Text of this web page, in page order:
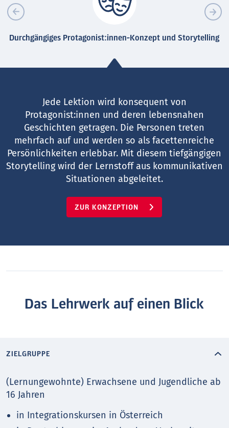
Durchgängiges Protagonist:innen-Konzept und Storytelling
Jede Lektion wird konsequent von
Protagonist:innen und deren lebensnahen
Geschichten getragen. Die Personen treten
mehrfach auf und werden so als facettenreiche
Persönlichkeiten erlebbar. Mit diesem tiefgängigen
Storytelling wird der Lernstoff aus kommunikativen
Situationen abgeleitet.
ZUR KONZEPTION
Das Lehrwerk auf einen Blick
ZIELGRUPPE
(Lernungewohnte) Erwachsene und Jugendliche ab
16 Jahren
in Integrationskursen in Österreich